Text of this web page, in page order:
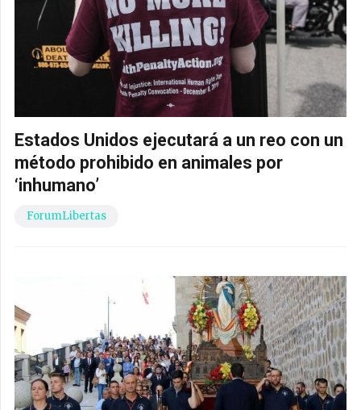
Estados Unidos ejecutará a un reo con un
método prohibido en animales por
‘inhumano’
ForumLibertas